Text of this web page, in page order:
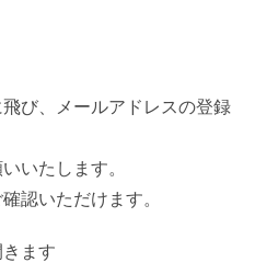
び、メールアドレスの登録
いたします。
認いただけます。
ます